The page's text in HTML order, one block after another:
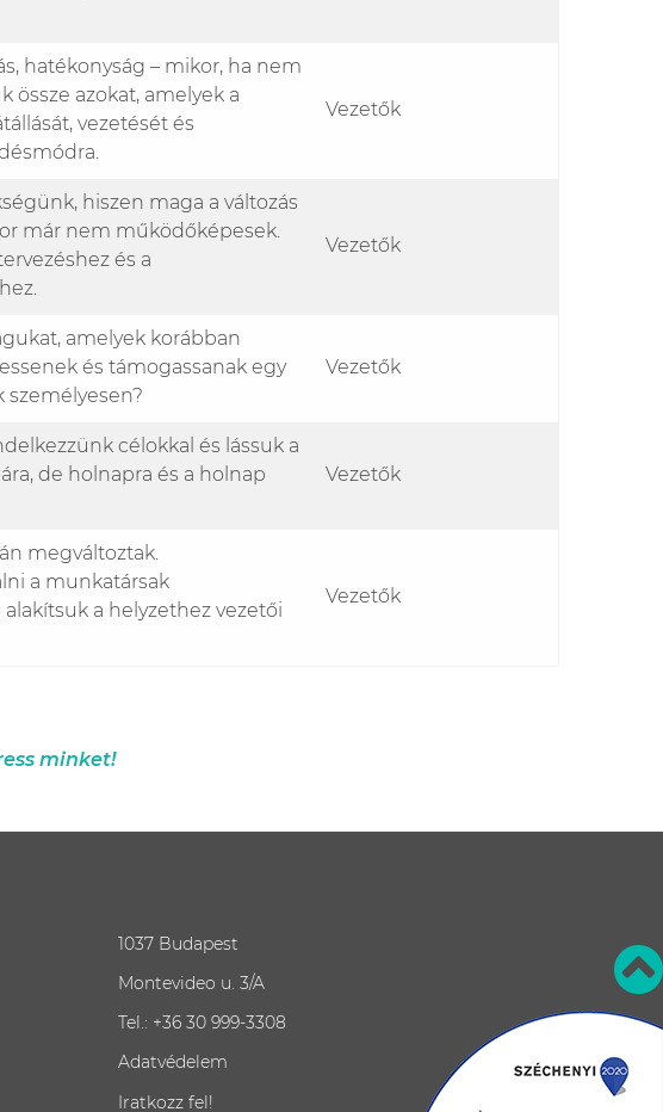
hatékonyság – mikor, ha nem
össze azokat, amelyek a
vezetését és
Vezetők
hiszen maga a változás
már nem működőképesek.
és a
Vezetők
amelyek korábban
és támogassanak egy
személyesen?
Vezetők
célokkal és lássuk a
de holnapra és a holnap
Vezetők
megváltoztak.
a munkatársak
a helyzethez vezetői
Vezetők
minket!
1037 Budapest
Montevideo u. 3/A
Tel.: +36 30 999-3308
Adatvédelem
Iratkozz fel!